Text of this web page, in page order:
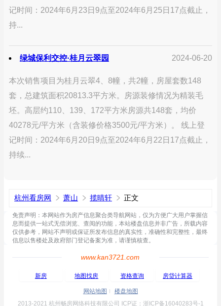
记时间：2024年6月23日9点至2024年6月25日17点截止，
持...
绿城保利交控·桂月云翠园 2024-06-20
本次销售项目为桂月云翠4、8幢，共2幢，房屋套数148
套，总建筑面积20813.3平方米。房源装修情况为精装毛
坯。高层约110、139、172平方米房源共148套，均价
40278元/平方米（含装修价格3500元/平方米）。 线上登
记时间：2024年6月20日9点至2024年6月22日17点截止，
持续...
杭州看房网 萧山 揽晴轩 正文
免责声明：本网站作为房产信息聚合类导航网站，仅为方便广大用户掌握信
息而提供一站式无偿浏览、查阅的功能，本站楼盘信息并非广告，所载内容
仅供参考，网站不声明或保证所发布信息的真实性，准确性和完整性，最终
信息以售楼处及政府部门登记备案为准，请谨慎核查。
www.kan3721.com
新房 地图找房 资格查询 房贷计算器
网站地图
楼盘地图
2013-2021 杭州畅房网络科技有限公司 ICP证：浙ICP备16040283号-1